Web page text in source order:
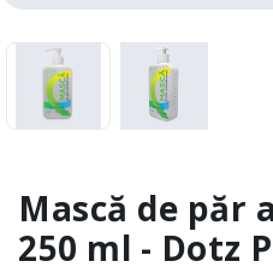
Mască de
250 ml - Dotz